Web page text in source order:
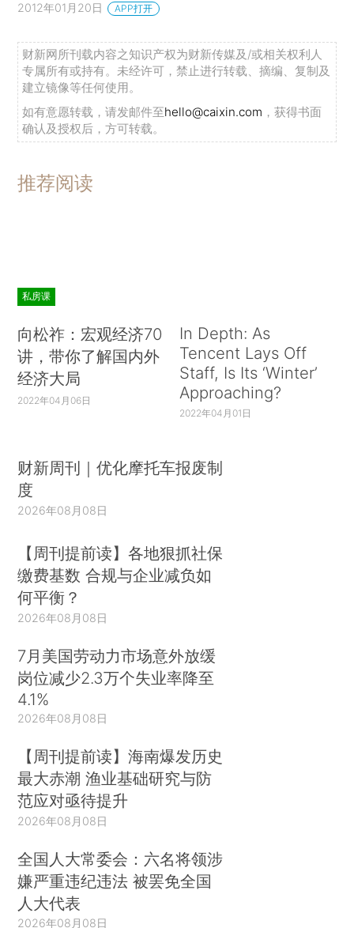
2012年01月20日 APP打开
财新网所刊载内容之知识产权为财新传媒及/或相关权利人
专属所有或持有。未经许可，禁止进行转载、摘编、复制及
建立镜像等任何使用。
如有意愿转载，请发邮件至hello@caixin.com ，获得书面
确认及授权后，方可转载。
推荐阅读
私房课
向松祚：宏观经济70
讲，带你了解国内外
经济大局
2022年04月06日
In Depth: As
Tencent Lays Off
Staff, Is Its ‘Winter’
Approaching?
2022年04月01日
财新周刊｜优化摩托车报废制
度
2026年08月08日
【周刊提前读】各地狠抓社保
缴费基数 合规与企业减负如
何平衡？
2026年08月08日
7月美国劳动力市场意外放缓
岗位减少2.3万个失业率降至
4.1%
2026年08月08日
【周刊提前读】海南爆发历史
最大赤潮 渔业基础研究与防
范应对亟待提升
2026年08月08日
全国人大常委会：六名将领涉
嫌严重违纪违法 被罢免全国
人大代表
2026年08月08日